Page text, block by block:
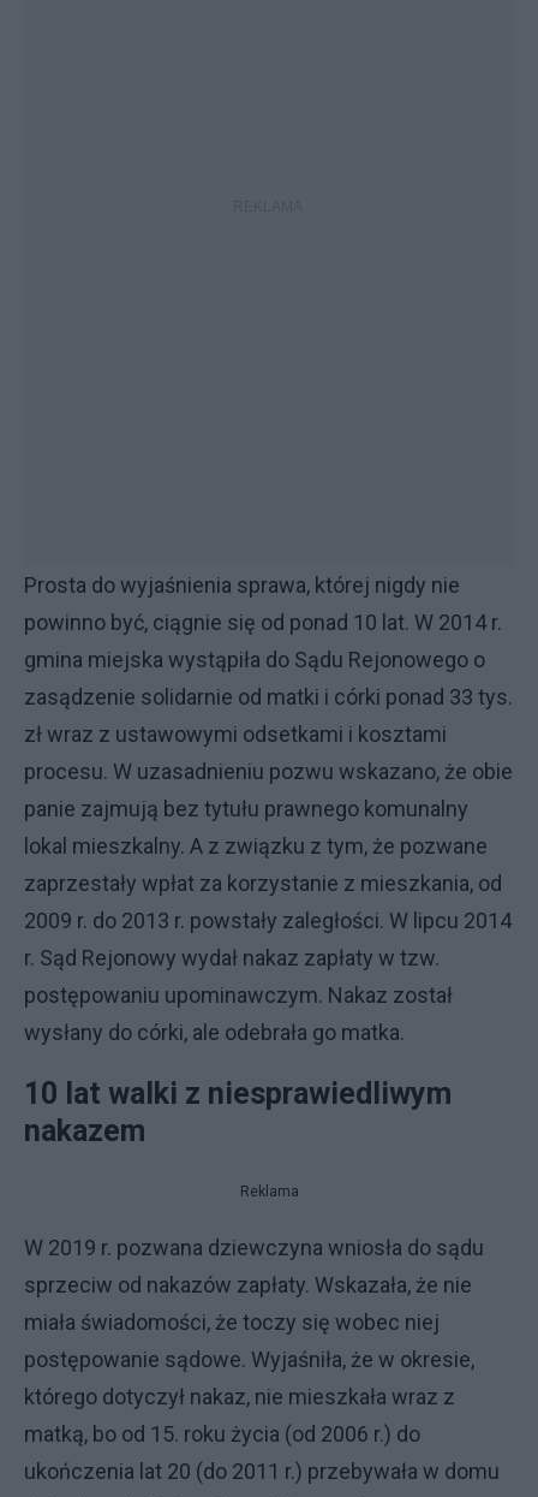
Prosta do wyjaśnienia sprawa, której nigdy nie
powinno być, ciągnie się od ponad 10 lat. W 2014 r.
gmina miejska wystąpiła do Sądu Rejonowego o
zasądzenie solidarnie od matki i córki ponad 33 tys.
zł wraz z ustawowymi odsetkami i kosztami
procesu. W uzasadnieniu pozwu wskazano, że obie
panie zajmują bez tytułu prawnego komunalny
lokal mieszkalny. A z związku z tym, że pozwane
zaprzestały wpłat za korzystanie z mieszkania, od
2009 r. do 2013 r. powstały zaległości. W lipcu 2014
r. Sąd Rejonowy wydał nakaz zapłaty w tzw.
postępowaniu upominawczym. Nakaz został
wysłany do córki, ale odebrała go matka.
10 lat walki z niesprawiedliwym
nakazem
Reklama
W 2019 r. pozwana dziewczyna wniosła do sądu
sprzeciw od nakazów zapłaty. Wskazała, że nie
miała świadomości, że toczy się wobec niej
postępowanie sądowe. Wyjaśniła, że w okresie,
którego dotyczył nakaz, nie mieszkała wraz z
matką, bo od 15. roku życia (od 2006 r.) do
ukończenia lat 20 (do 2011 r.) przebywała w domu